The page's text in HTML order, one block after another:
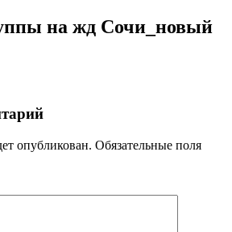
на жд Сочи_новый
опубликован. Обязательные поля